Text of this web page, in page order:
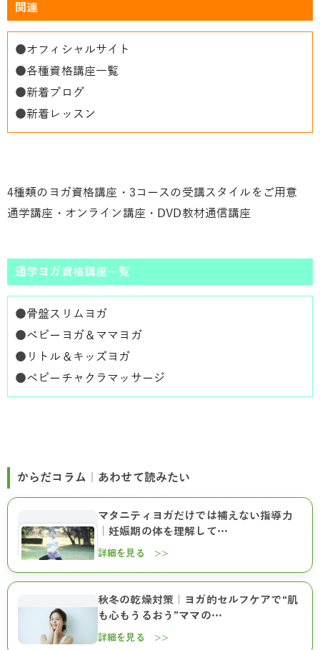
関連
●オフィシャルサイト
●各種資格講座一覧
●新着ブログ
●新着レッスン
4種類のヨガ資格講座・3コースの受講スタイルをご用意
通学講座・オンライン講座・DVD教材通信講座
通学ヨガ資格講座一覧
●骨盤スリムヨガ
●ベビーヨガ＆ママヨガ
● リトル＆キッズヨガ
●ベビーチャクラマッサージ
からだコラム｜あわせて読みたい
マタニティヨガだけでは補えない指導力
｜妊娠期の体を理解して…
詳細を見る >>
秋冬の乾燥対策｜ヨガ的セルフケアで“肌
も心もうるおう”ママの…
詳細を見る >>